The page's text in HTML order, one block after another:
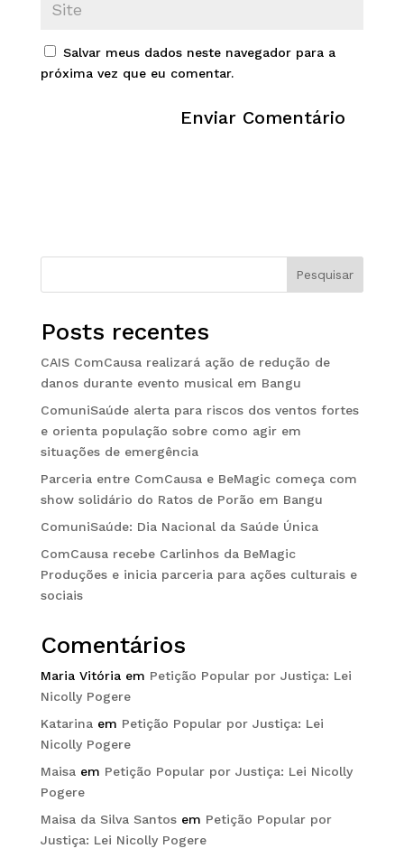
Salvar meus dados neste navegador para a
próxima vez que eu comentar.
Pesquisar
Posts recentes
CAIS ComCausa realizará ação de redução de
danos durante evento musical em Bangu
ComuniSaúde alerta para riscos dos ventos fortes
e orienta população sobre como agir em
situações de emergência
Parceria entre ComCausa e BeMagic começa com
show solidário do Ratos de Porão em Bangu
ComuniSaúde: Dia Nacional da Saúde Única
ComCausa recebe Carlinhos da BeMagic
Produções e inicia parceria para ações culturais e
sociais
Comentários
Maria Vitóriaem Petição Popular por Justiça: Lei
Nicolly Pogere
Katarinaem Petição Popular por Justiça: Lei
Nicolly Pogere
Maisaem Petição Popular por Justiça: Lei Nicolly
Pogere
Maisa da Silva Santosem Petição Popular por
Justiça: Lei Nicolly Pogere